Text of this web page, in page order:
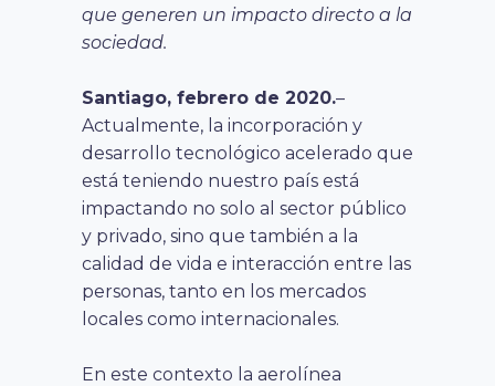
que generen un impacto directo a la
sociedad.
Santiago, febrero de 2020.–
Actualmente, la incorporación y
desarrollo tecnológico acelerado que
está teniendo nuestro país está
impactando no solo al sector público
y privado, sino que también a la
calidad de vida e interacción entre las
personas, tanto en los mercados
locales como internacionales.
En este contexto la aerolínea